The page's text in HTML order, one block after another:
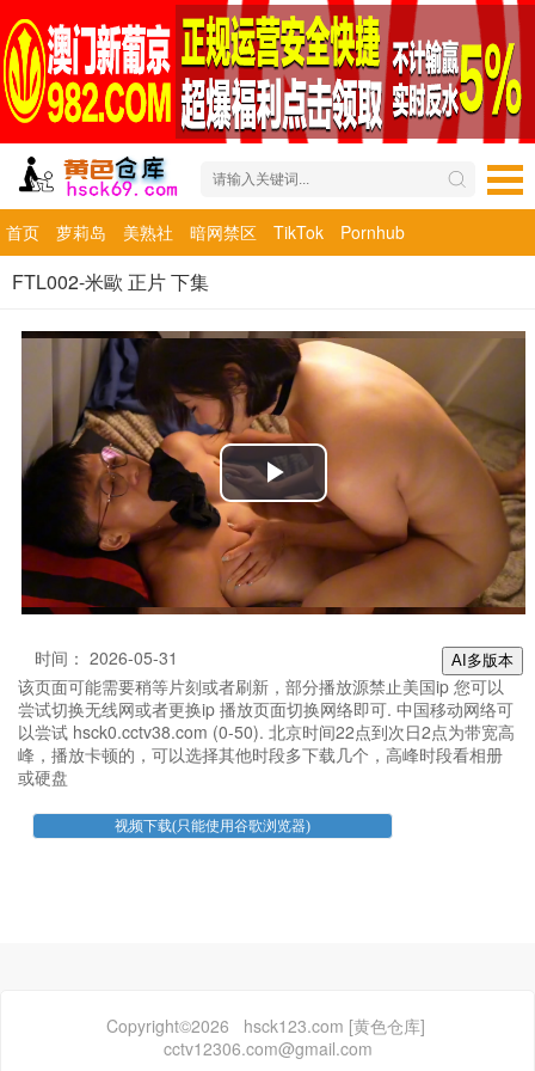
首页 萝莉岛 美熟社 暗网禁区 TikTok Pornhub
FTL002-米歐 正片 下集
AI多版本
时间： 2026-05-31
该页面可能需要稍等片刻或者刷新，部分播放源禁止美国ip 您可以
尝试切换无线网或者更换ip 播放页面切换网络即可. 中国移动网络可
以尝试 hsck0.cctv38.com (0-50). 北京时间22点到次日2点为带宽高
峰，播放卡顿的，可以选择其他时段多下载几个，高峰时段看相册
或硬盘
Copyright©2026 hsck123.com [黄色仓库]
cctv12306.com@gmail.com